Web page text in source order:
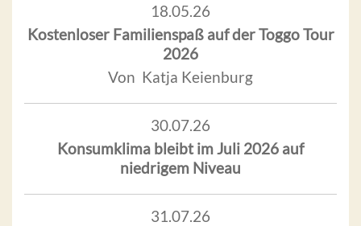
18.05.26
Kostenloser Familienspaß auf der Toggo Tour
2026
Von Katja Keienburg
30.07.26
Konsumklima bleibt im Juli 2026 auf
niedrigem Niveau
31.07.26